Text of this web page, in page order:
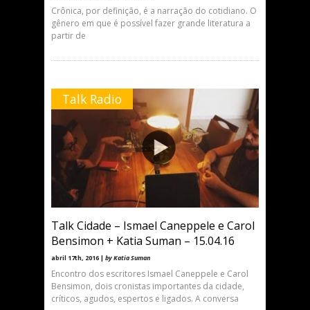
Crônica, por definição, é a narração do cotidiano. O
gênero em que é possível fazer grande literatura a
partir de
Talk Radio
Talk Cidade – Ismael Caneppele e Carol
Bensimon + Katia Suman – 15.04.16
abril 17th, 2016 | by Katia Suman
Encontro dos escritores Ismael Caneppele e Carol
Bensimon, dois cronistas importantes da cidade,
críticos, agudos, espertos e ligados. A conversa